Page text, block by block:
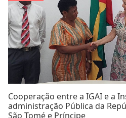
Cooperação entre a IGAI e a
administração Pública da
São Tomé e Príncipe